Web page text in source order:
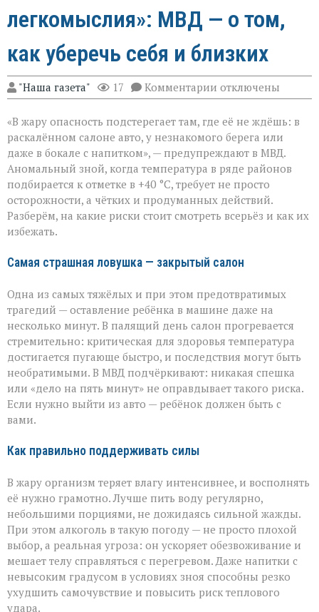
легкомыслия»: МВД — о том,
как уберечь себя и близких
"Наша газета" 17 Комментарии к
записи
не
прощает
легкомыслия»:
МВД — о
том,
как
уберечь
себя
и
отключены
«В жару опасность подстерегает там, где её не ждёшь: в
раскалённом салоне авто, у незнакомого берега или
даже в бокале с напитком», — предупреждают в МВД.
Аномальный зной, когда температура в ряде районов
подбирается к отметке в +40 °C, требует не просто
осторожности, а чётких и продуманных действий.
Разберём, на какие риски стоит смотреть всерьёз и как их
избежать.
Самая страшная ловушка — закрытый салон
Одна из самых тяжёлых и при этом предотвратимых
трагедий — оставление ребёнка в машине даже на
несколько минут. В палящий день салон прогревается
стремительно: критическая для здоровья температура
достигается пугающе быстро, и последствия могут быть
необратимыми. В МВД подчёркивают: никакая спешка
или «дело на пять минут» не оправдывает такого риска.
Если нужно выйти из авто — ребёнок должен быть с
вами.
Как правильно поддерживать силы
В жару организм теряет влагу интенсивнее, и восполнять
её нужно грамотно. Лучше пить воду регулярно,
небольшими порциями, не дожидаясь сильной жажды.
При этом алкоголь в такую погоду — не просто плохой
выбор, а реальная угроза: он ускоряет обезвоживание и
мешает телу справляться с перегревом. Даже напитки с
невысоким градусом в условиях зноя способны резко
ухудшить самочувствие и повысить риск теплового
удара.